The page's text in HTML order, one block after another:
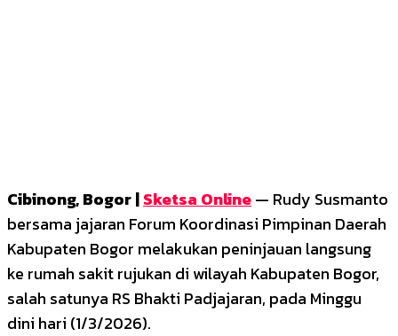
Cibinong, Bogor |Sketsa Online— Rudy Susmanto
bersama jajaran Forum Koordinasi Pimpinan Daerah
Kabupaten Bogor melakukan peninjauan langsung
ke rumah sakit rujukan di wilayah Kabupaten Bogor,
salah satunya RS Bhakti Padjajaran, pada Minggu
dini hari (1/3/2026).